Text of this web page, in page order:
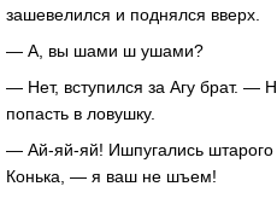
зашевелился и поднялся вверх.
— А, вы шами ш ушами?
— Нет, вступился за Агу брат. —
попасть в ловушку.
— Ай-яй-яй! Ишпугались штарого
Конька, — я ваш не шъем!